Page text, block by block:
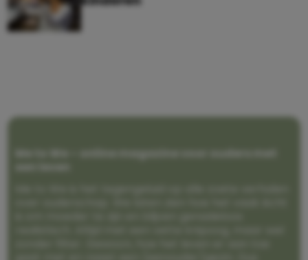
Me to We – online magazine voor ouders met